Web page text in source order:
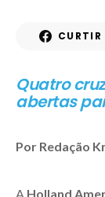
CURTIR
Quatro
abertas
Por Redação
A Holland